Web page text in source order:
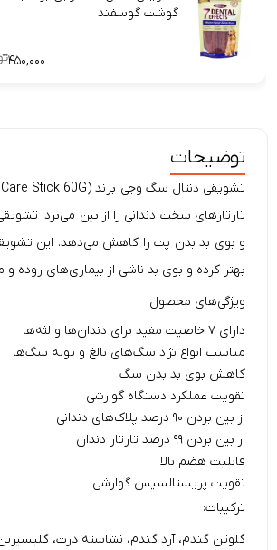
گوشت گوسفند
۴۵۰,۰۰۰
توضیحات
تارتارهای سخت دندانی را از بین می‌برد.
و بوی بد بدن پت را کاهش می‌دهد. این
بهتر کرده و بوی بد ناشی از بیماری‌های روده و
ویژگی‌های محصول:
دارای ۷ خاصیت مفید برای دندان‌ها و لثه‌ها
مناسب انواع نژاد سگ‌های بالغ و توله سگ‌ها
کاهش بوی بد بدن سگ
تقویت عملکرد دستگاه گوارشی
از بین بردن ۹۰ درصد پلاک‌های دندانی
از بین بردن ۹۹ درصد تارتار دندان
قابلیت هضم بالا
تقویت پریستالسیس گوارشی
ترکیبات:
گلوتن گندم، آرد گندم، نشاسته ذرت،